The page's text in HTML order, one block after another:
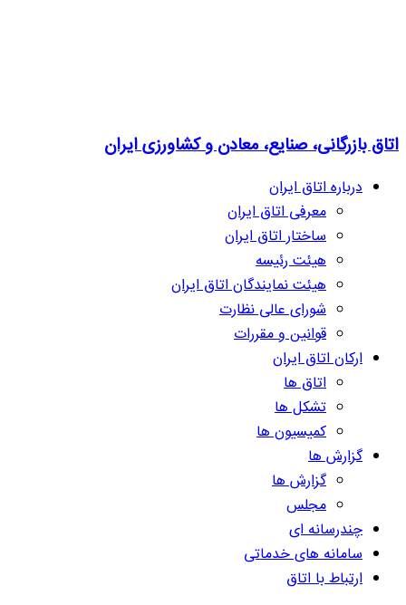
اتاق بازرگانی، صنایع، معادن و کشاورزی ایران
درباره اتاق ایران
معرفی اتاق ایران
ساختار اتاق ایران
هیئت رئیسه
هیئت نمایندگان اتاق ایران
شورای عالی نظارت
قوانین و مقررات
ارکان اتاق ایران
اتاق ها
تشکل ها
کمیسیون ها
گزارش ها
گزارش ها
مجلس
چندرسانه ای
سامانه های خدماتی
ارتباط با اتاق